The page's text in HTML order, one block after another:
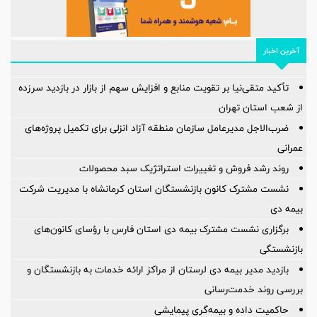
آخرین اخبار
تأکید متقی‌نیا بر تقویت منابع و افزایش سهم از بازار در بازدید سرزده
از شعب استان تهران
ضرب‌الاجل مدیرعامل سازمان منطقه آزاد انزلی برای تكمیل پروژه‌های
عمرانی
روند رشد فروش و تغییرات استراتژیک سبد محصولات
نشست مشترک کانون بازنشستگان استان کرمانشاه با مدیریت شرکت
بیمه دی
برگزاری نشست مشترک بیمه دی استان فارس با رؤسای کانون‌های
بازنشستگی
بازدید مدیر بیمه دی لرستان از مراکز ارائه خدمات به بازنشستگان و
بررسی روند خدمت‌رسانی
حاکمیت داده و بیمه‌گری پیمایشی